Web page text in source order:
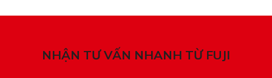
NHẬN TƯ VẤN NHANH TỪ FUJI